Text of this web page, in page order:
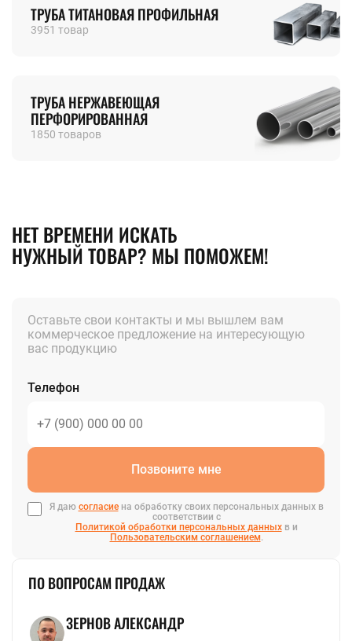
ТРУБА ТИТАНОВАЯ ПРОФИЛЬНАЯ
3951 товар
ТРУБА НЕРЖАВЕЮЩАЯ
ПЕРФОРИРОВАННАЯ
1850 товаров
НЕТ ВРЕМЕНИ ИСКАТЬ
НУЖНЫЙ ТОВАР? МЫ ПОМОЖЕМ!
Оставьте свои контакты и мы вышлем вам
коммерческое предложение на интересующую
вас продукцию
Телефон
Позвоните мне
Я даю согласиена обработку своих персональных данных в
соответствии с
Политикой обработки персональных данныхв и
Пользовательским соглашением.
ПО ВОПРОСАМ ПРОДАЖ
ЗЕРНОВ АЛЕКСАНДР